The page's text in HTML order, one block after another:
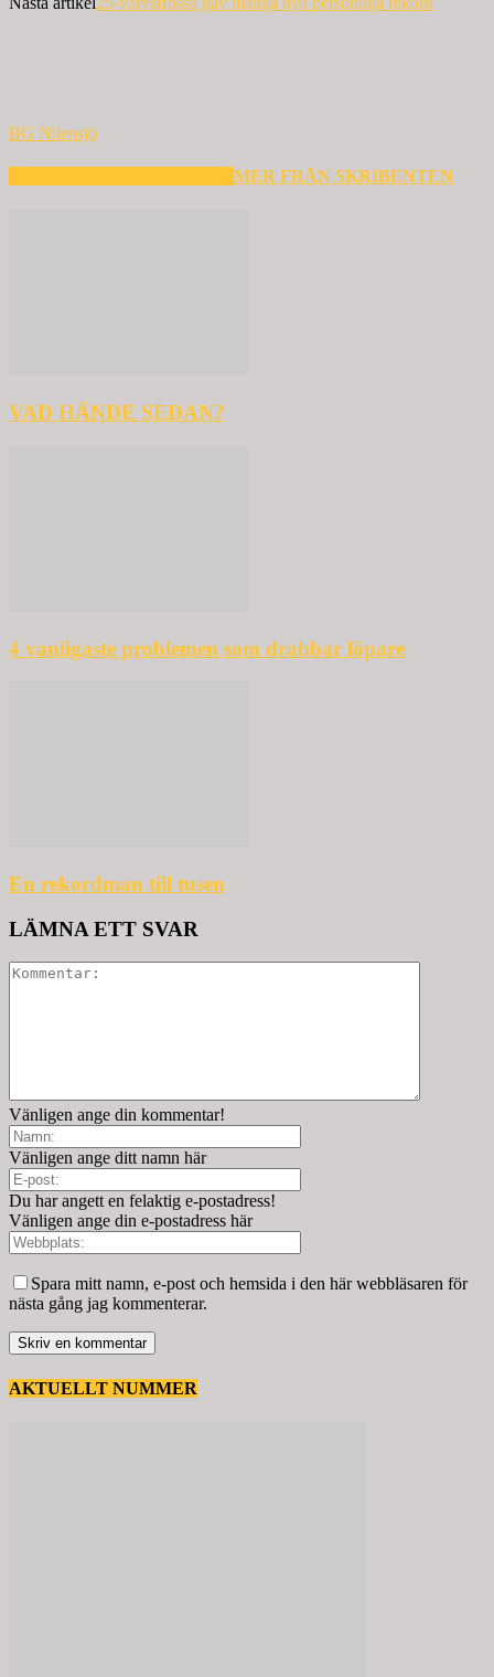
BG Nilensjö
MER FRÅN SKRIBENTEN
VAD HÄNDE SEDAN?
4 vanligaste problemen som drabbar löpare
En rekordman till tusen
LÄMNA ETT SVAR
Vänligen ange din kommentar!
Vänligen ange ditt namn här
Du har angett en felaktig e-postadress!
Vänligen ange din e-postadress här
Spara mitt namn, e-post och hemsida i den här webbläsaren för
nästa gång jag kommenterar.
AKTUELLT NUMMER